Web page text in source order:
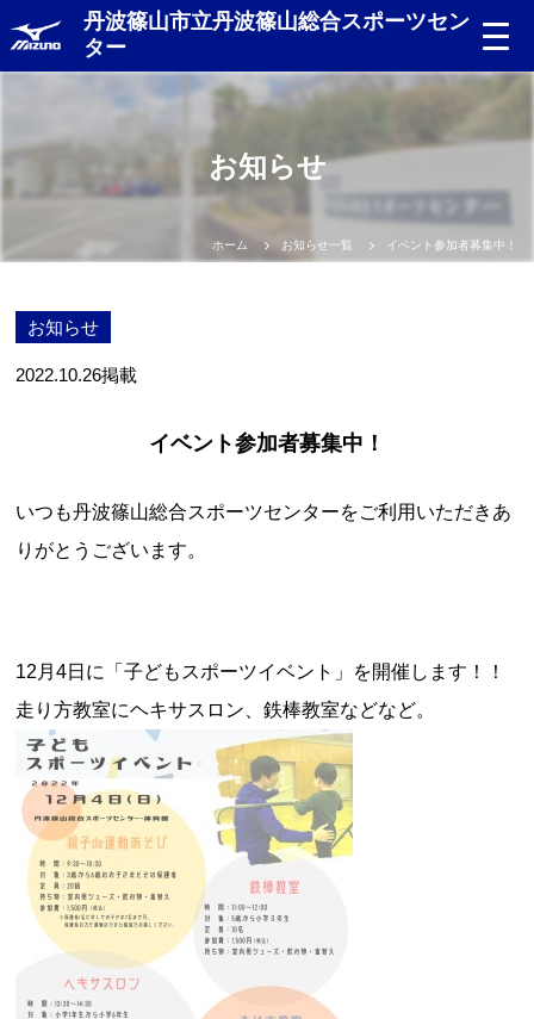
丹波篠山市立丹波篠山総合スポーツセン
ター
お問合せフォーム
スポーツ教室体験
お知らせ
ホーム お知らせ一覧 イベント参加者募集中！
お知らせ
2022.10.26掲載
イベント参加者募集中！
いつも丹波篠山総合スポーツセンターをご利用いただきあ
りがとうございます。
12月4日に「子どもスポーツイベント」を開催します！！
走り方教室にヘキサスロン、鉄棒教室などなど。